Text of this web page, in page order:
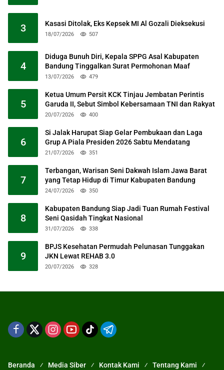
3 Kasasi Ditolak, Eks Kepsek MI Al Gozali Dieksekusi
18/07/2026 507
4
Diduga Bunuh Diri, Kepala SPPG Asal Kabupaten
Bandung Tinggalkan Surat Permohonan Maaf
13/07/2026 479
5
Ketua Umum Persit KCK Tinjau Jembatan Perintis
Garuda II, Sebut Simbol Kebersamaan TNI dan Rakyat
20/07/2026 400
6
Si Jalak Harupat Siap Gelar Pembukaan dan Laga
Grup A Piala Presiden 2026 Sabtu Mendatang
21/07/2026 351
7
Terbangan, Warisan Seni Dakwah Islam Jawa Barat
yang Tetap Hidup di Timur Kabupaten Bandung
24/07/2026 350
8
Kabupaten Bandung Siap Jadi Tuan Rumah Festival
Seni Qasidah Tingkat Nasional
31/07/2026 338
9
BPJS Kesehatan Permudah Pelunasan Tunggakan
JKN Lewat REHAB 3.0
20/07/2026 328
Beranda Media Siber Kontak Kami Tentang Kami